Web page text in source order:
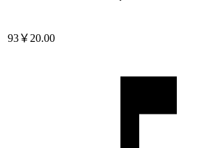
93￥20.00